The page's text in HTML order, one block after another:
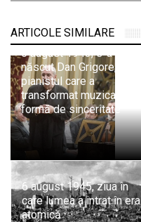
ARTICOLE SIMILARE
6 august 1943, s-a
născut Dan Grigore,
pianistul care a
transformat muzica într-o
formă de sinceritate
6 august 1945, ziua în
care lumea a intrat în era
atomică